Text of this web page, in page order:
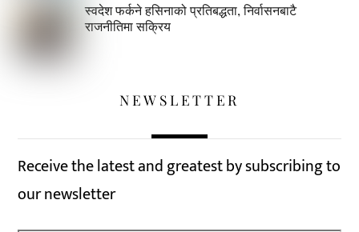
स्वदेश फर्कने हसिनाको प्रतिबद्धता, निर्वासनबाटै
राजनीतिमा सक्रिय
NEWSLETTER
Receive the latest and greatest by subscribing to
our newsletter